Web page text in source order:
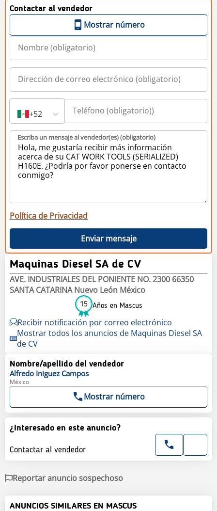
Contactar al vendedor
Mostrar número
+52
Escriba un mensaje al vendedor(es) (obligatorio)
Política de Privacidad
Enviar mensaje
Maquinas Diesel SA de CV
AVE. INDUSTRIALES DEL PONIENTE NO. 2300 66350
SANTA CATARINA Nuevo León México
15 Años en Mascus
Recibir notificación por correo electrónico
Mostrar todos los anuncios de Maquinas Diesel SA
de CV
Nombre/apellido del vendedor
Alfredo Iniguez Campos
México
Mostrar número
¿Interesado en este anuncio?
Contactar al vendedor
Reportar anuncio sospechoso
ANUNCIOS SIMILARES EN MASCUS